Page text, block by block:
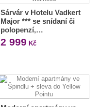
Sárvár v Hotelu Vadkert
Major *** se snídaní či
polopenzí,…
2 999 Kč